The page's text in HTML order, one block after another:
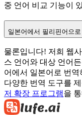
중 언어 비교 기능이
일본어에서 필리핀어으
물론입니다! 저희 웹
스 언어와 대상 언어
어에서 일본어로 번
다양한 번역 도구를
저 확장 프로그램을